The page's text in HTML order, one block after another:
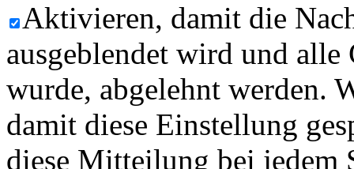
Aktivieren, damit die
ausgeblendet wird und
wurde, abgelehnt werden.
damit diese Einstellung
diese Mitteilung bei jedem